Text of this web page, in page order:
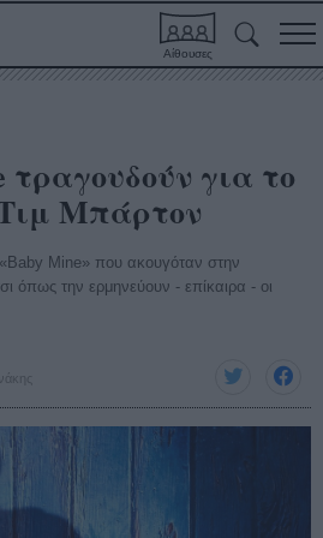
Αίθουσες
τραγουδούν για το
Μπάρτον
Mine» που ακουγόταν στην
όπως την ερμηνεύουν - επίκαιρα - οι